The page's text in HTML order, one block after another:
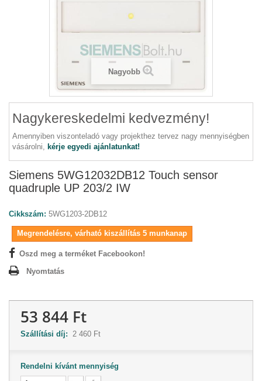
Nagyobb
Nagykereskedelmi kedvezmény!
Amennyiben viszonteladó vagy projekthez tervez nagy mennyiségben
vásárolni, kérje egyedi ajánlatunkat!
Siemens 5WG12032DB12 Touch sensor
quadruple UP 203/2 IW
Cikkszám: 5WG1203-2DB12
Megrendelésre, várható kiszállítás 5 munkanap
Oszd meg a terméket Facebookon!
Nyomtatás
53 844 Ft
Szállítási díj: 2 460 Ft
Rendelni kívánt mennyiség